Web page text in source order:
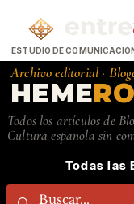
ESTUDIO DE
Archivo editorial ·
HEME
Todos los artículos de
Cultura española sin
Todas las